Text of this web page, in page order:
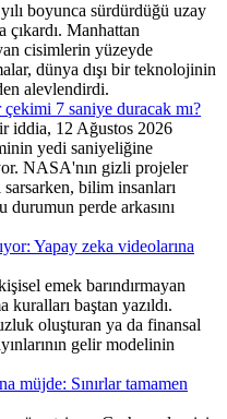
boyunca sürdürdüğü uzay
Manhattan
cisimlerin yüzeyde
dünya dışı bir teknolojinin
alevlendirdi.
7 saniye duracak mı?
iddia, 12 Ağustos 2026
yedi saniyeliğine
NASA'nın gizli projeler
bilim insanları
perde arkasını
Yapay zeka videolarına
emek barındırmayan
baştan yazıldı.
oluşturan ya da finansal
gelir modelinin
müjde: Sınırlar tamamen